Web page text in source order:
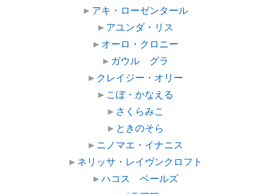
► アキ・ローゼンタール
► アユンダ・リス
► オーロ・クロニー
► ガウル グラ
► クレイジー・オリー
► こぼ・かなえる
► さくらみこ
► ときのそら
► ニノマエ・イナニス
► ネリッサ・レイヴンクロフト
►ハコス ベールズ